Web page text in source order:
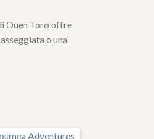
Ouen Toro offre
o una